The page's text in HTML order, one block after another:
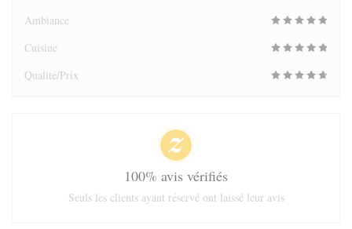
Ambiance
Cuisine
Qualité/Prix
100% avis vérifiés
Seuls les clients ayant réservé ont laissé leur avis